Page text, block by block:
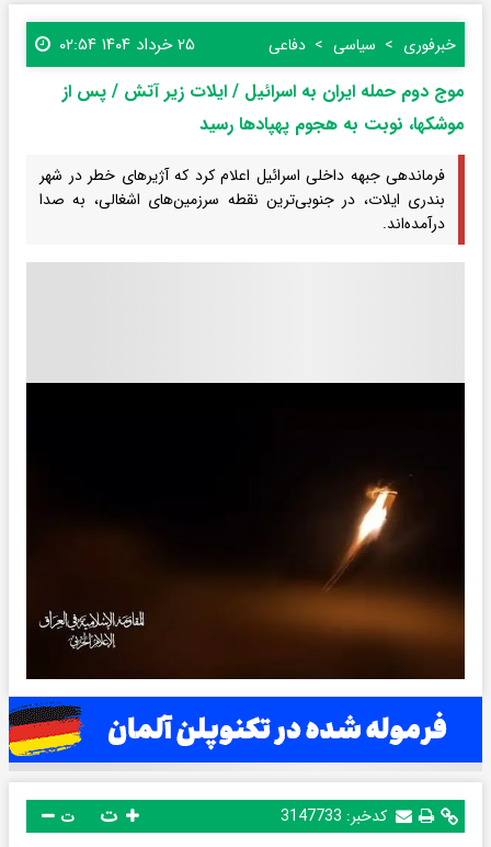
خبرفوری سیاسی دفاعی ۲۵ خرداد ۱۴۰۴ ۰۲:۵۴
موج دوم حمله ایران به اسرائیل / ایلات زیر آتش / پس از
موشکها، نوبت به هجوم پهپادها رسید
فرماندهی جبهه داخلی اسرائیل اعلام کرد که آژیرهای خطر در شهر
بندری ایلات، در جنوبی‌ترین نقطه سرزمین‌های اشغالی، به صدا
درآمده‌اند.
کدخبر: 3147733 ت